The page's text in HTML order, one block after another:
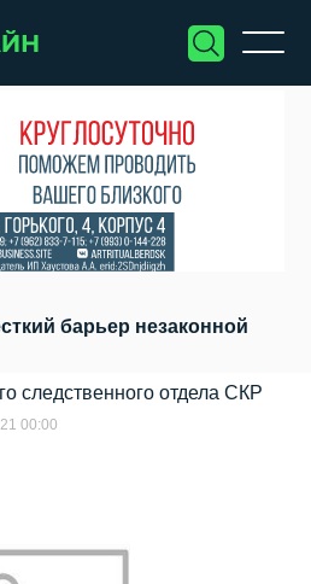
барьер незаконной
следственного отдела СКР
00:00